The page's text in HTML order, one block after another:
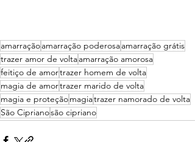
amarraçãoamarração poderosaamarração grátis
trazer amor de voltaamarração amorosa
feitiço de amortrazer homem de volta
magia de amortrazer marido de volta
magia e proteçãomagiatrazer namorado de volta
São Ciprianosão cipriano